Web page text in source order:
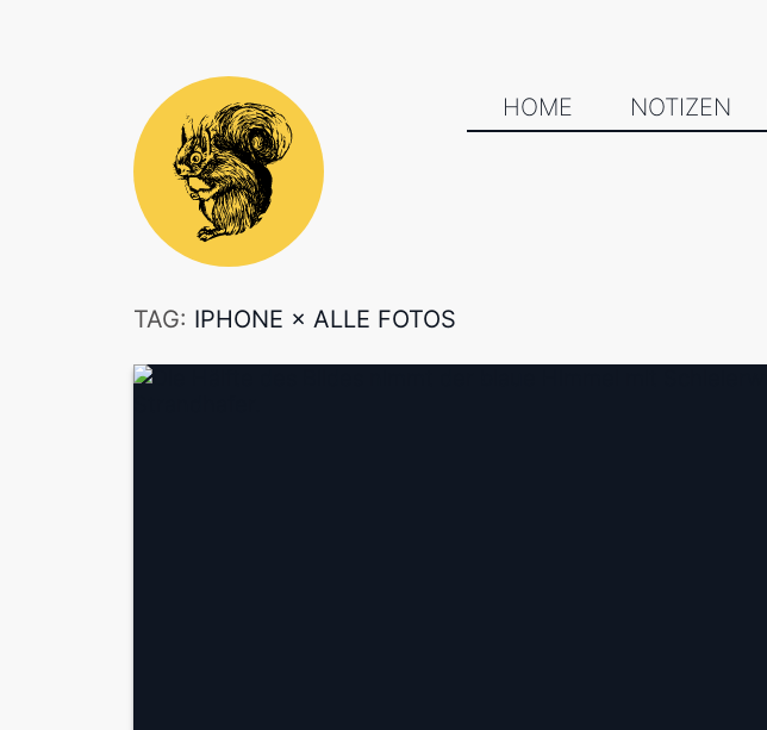
HOME NOTIZEN
TAG: IPHONE × ALLE FOTOS